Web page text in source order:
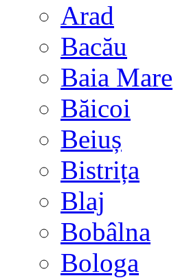
Arad
Bacău
Baia Mare
Băicoi
Beiuș
Bistrița
Blaj
Bobâlna
Bologa